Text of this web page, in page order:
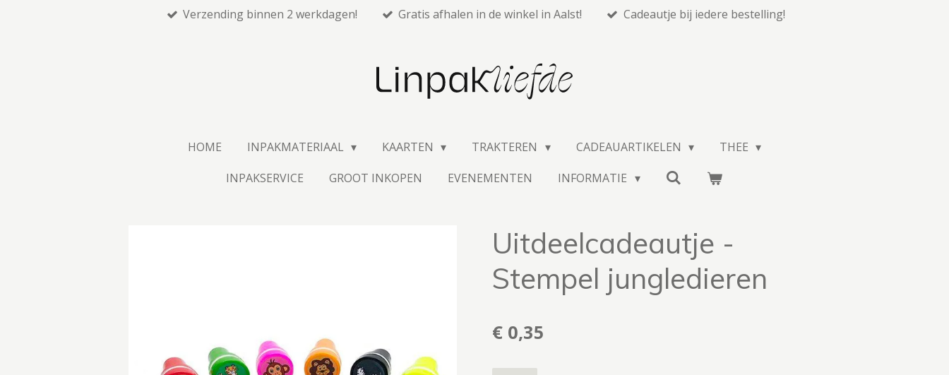
Verzending binnen 2 werkdagen! Gratis afhalen in de winkel in Aalst! Cadeautje bij iedere bestelling!
HOME INPAKMATERIAAL KAARTEN TRAKTEREN CADEAUARTIKELEN
THEE
INPAKSERVICE
GROOT INKOPEN EVENEMENTEN INFORMATIE
Uitdeelcadeautje -
Stempel jungledieren
€ 0,35